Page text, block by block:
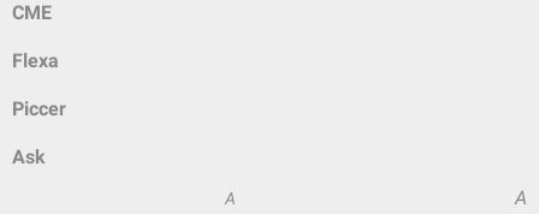
CME
Flexa
Piccer
Ask
A A